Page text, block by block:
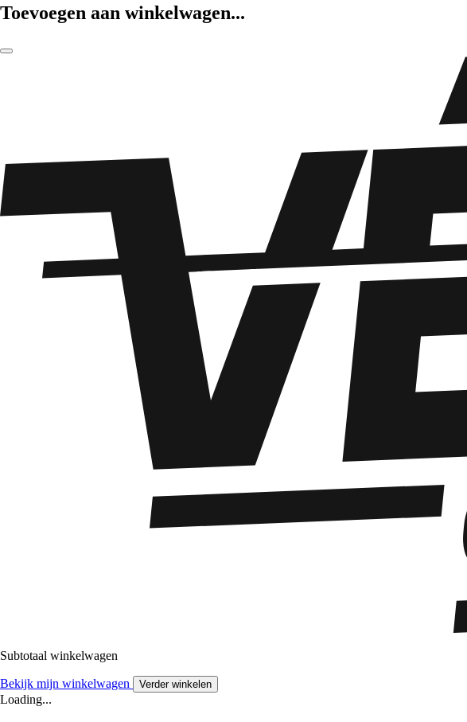
Toevoegen aan winkelwagen...
Subtotaal winkelwagen
Bekijk mijn winkelwagen Verder winkelen
Loading...